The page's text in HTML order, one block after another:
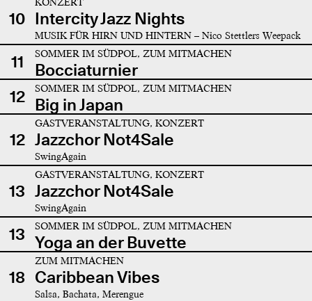
10 Intercity Jazz Nights
MUSIK FÜR HIRN UND HINTERN – Nico Stettlers Weepack
11 SOMMER IM SÜDPOL, ZUM MITMACHEN
Bocciaturnier
12
SOMMER IM SÜDPOL, ZUM MITMACHEN
Big in Japan
12
GASTVERANSTALTUNG, KONZERT
Jazzchor Not4Sale
SwingAgain
13
GASTVERANSTALTUNG, KONZERT
Jazzchor Not4Sale
SwingAgain
13 SOMMER IM SÜDPOL, ZUM MITMACHEN
Yoga an der Buvette
18
ZUM MITMACHEN
Caribbean Vibes
Salsa, Bachata, Merengue